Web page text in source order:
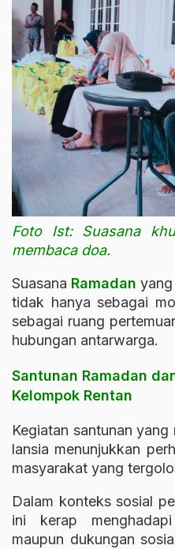
Foto Ist: Suasana
membaca doa.
Suasana Ramadan
tidak hanya sebagai
sebagai ruang
hubungan antarwarga.
Santunan Ramadan
Kelompok Rentan
Kegiatan santunan
lansia menunjukkan
masyarakat yang
Dalam konteks sosial
ini kerap
maupun dukungan